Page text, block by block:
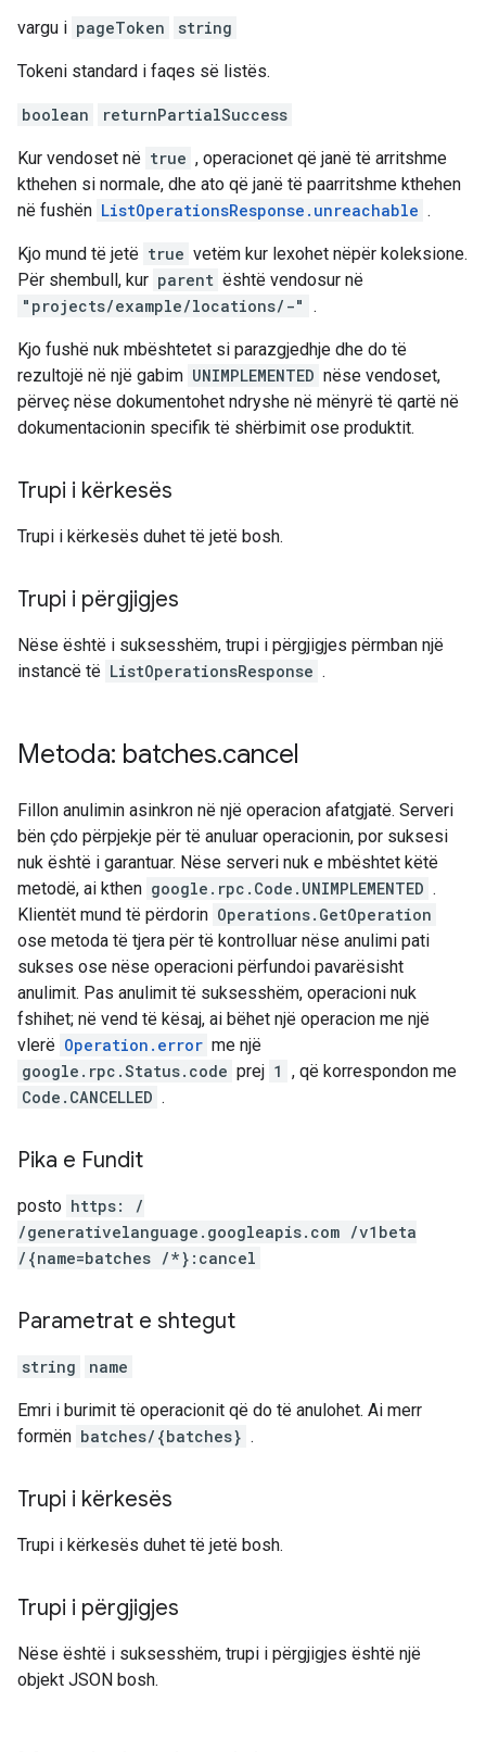
vargu i pageToken string
Tokeni standard i faqes së listës.
boolean returnPartialSuccess
Kur vendoset në true , operacionet që janë të arritshme
kthehen si normale, dhe ato që janë të paarritshme kthehen
në fushën ListOperationsResponse.unreachable .
Kjo mund të jetë true vetëm kur lexohet nëpër koleksione.
Për shembull, kur parent është vendosur në
"projects/example/locations/-" .
Kjo fushë nuk mbështetet si parazgjedhje dhe do të
rezultojë në një gabim UNIMPLEMENTED nëse vendoset,
përveç nëse dokumentohet ndryshe në mënyrë të qartë në
dokumentacionin specifik të shërbimit ose produktit.
Trupi i kërkesës
Trupi i kërkesës duhet të jetë bosh.
Trupi i përgjigjes
Nëse është i suksesshëm, trupi i përgjigjes përmban një
instancë të ListOperationsResponse .
Metoda: batches.cancel
Fillon anulimin asinkron në një operacion afatgjatë. Serveri
bën çdo përpjekje për të anuluar operacionin, por suksesi
nuk është i garantuar. Nëse serveri nuk e mbështet këtë
metodë, ai kthen google.rpc.Code.UNIMPLEMENTED .
Klientët mund të përdorin Operations.GetOperation
ose metoda të tjera për të kontrolluar nëse anulimi pati
sukses ose nëse operacioni përfundoi pavarësisht
anulimit. Pas anulimit të suksesshëm, operacioni nuk
fshihet; në vend të kësaj, ai bëhet një operacion me një
vlerë Operation.error me një
google.rpc.Status.code prej 1 , që korrespondon me
Code.CANCELLED .
Pika e Fundit
posto https: /
/generativelanguage.googleapis.com /v1beta
/{name=batches /*}:cancel
Parametrat e shtegut
string name
Emri i burimit të operacionit që do të anulohet. Ai merr
formën batches/{batches} .
Trupi i kërkesës
Trupi i kërkesës duhet të jetë bosh.
Trupi i përgjigjes
Nëse është i suksesshëm, trupi i përgjigjes është një
objekt JSON bosh.